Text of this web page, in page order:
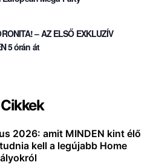
– AZ ELSŐ EXKLUZÍV
5 órán át
2026: amit MINDEN kint élő
kell a legújabb Home